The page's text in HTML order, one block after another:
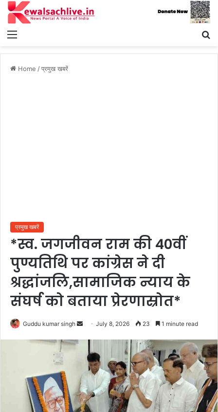
Menu
Home /प्रमुख खबरें
प्रमुख खबरें
*स्व. जगजीवन राम की 40वीं
पुण्यतिथि पर कांग्रेस ने दी
श्रद्धांजलि,सामाजिक न्याय के
संघर्ष को बताया प्रेरणास्रोत*
Guddu kumar singh
SendJuly 8, 2026 23 1 minute read